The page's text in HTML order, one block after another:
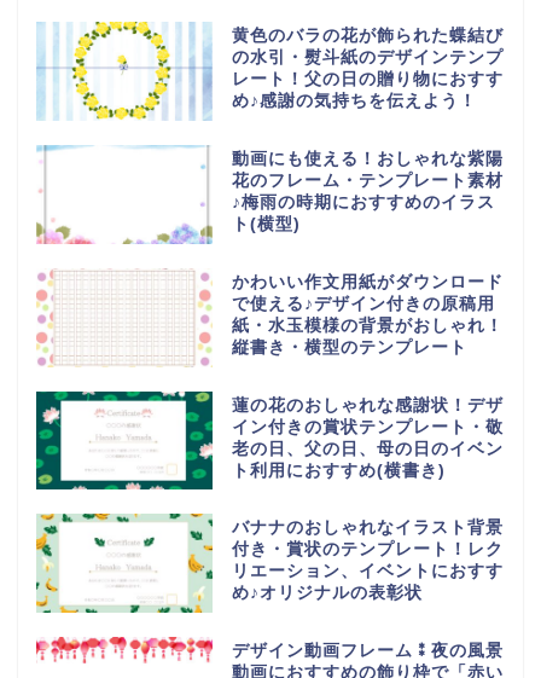
黄色のバラの花が飾られた蝶結び
の水引・熨斗紙のデザインテンプ
レート！父の日の贈り物におすす
め♪感謝の気持ちを伝えよう！
動画にも使える！おしゃれな紫陽
花のフレーム・テンプレート素材
♪梅雨の時期におすすめのイラス
ト(横型)
かわいい作文用紙がダウンロード
で使える♪デザイン付きの原稿用
紙・水玉模様の背景がおしゃれ！
縦書き・横型のテンプレート
蓮の花のおしゃれな感謝状！デザ
イン付きの賞状テンプレート・敬
老の日、父の日、母の日のイベン
ト利用におすすめ(横書き)
バナナのおしゃれなイラスト背景
付き・賞状のテンプレート！レク
リエーション、イベントにおすす
め♪オリジナルの表彰状
デザイン動画フレーム⁑夜の風景
動画におすすめの飾り枠で「赤い